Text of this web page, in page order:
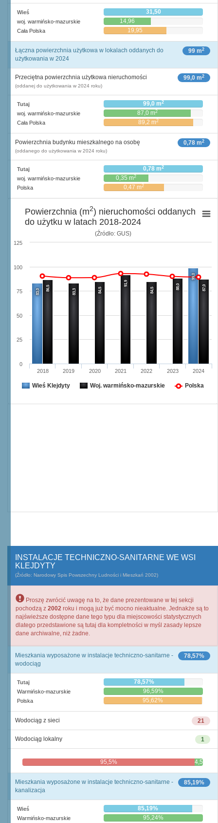
Wieś 31,50
woj. warmińsko-mazurskie 14,96
Cała Polska 19,95
99 m2
Łączna powierzchnia użytkowa w lokalach oddanych do
użytkowania w 2024
99,0 m2
Przeciętna powierzchnia użytkowa nieruchomości
(oddanej do użytkowania w 2024 roku)
Tutaj 99,0 m2
woj. warmińsko-mazurskie 87,0 m2
Cała Polska 89,2 m2
0,78 m2
Powierzchnia budynku mieszkalnego na osobę
(oddanego do użytkowania w 2024 roku)
Tutaj 0,78 m2
woj. warmińsko-mazurskie 0,35 m2
Polska 0,47 m2
(Źródło: GUS)
83,0
99,0
86,5
83,3 84,5
91,9
84,5
88,0 87,0
2018 2019 2020 2021 2022 2023 2024
0
25
50
75
100
125
Powierzchnia (m2) nieruchomości oddanych
do użytku w latach 2018-2024
Wieś Klejdyty Woj. warmińsko-mazurskie Polska
INSTALACJE TECHNICZNO-SANITARNE WE WSI
KLEJDYTY
(Źródło: Narodowy Spis Powszechny Ludności i Mieszkań 2002)
Proszę zwrócić uwagę na to, że dane prezentowane w tej sekcji
pochodzą z 2002 roku i mogą już być mocno nieaktualne. Jednakże są to
najświeższe dostępne dane tego typu dla miejscowości statystycznych
dlatego przedstawione są tutaj dla kompletności w myśl zasady lepsze
dane archiwalne, niż żadne.
78,57%
Mieszkania wyposażone w instalacje techniczno-sanitarne -
wodociąg
Tutaj 78,57%
Warmińsko-mazurskie 96,59%
Polska 95,62%
21
Wodociąg z sieci
1
Wodociąg lokalny
95,5% 4,5%
85,19%
Mieszkania wyposażone w instalacje techniczno-sanitarne -
kanalizacja
Wieś 85,19%
Warmińsko-mazurskie 95,24%